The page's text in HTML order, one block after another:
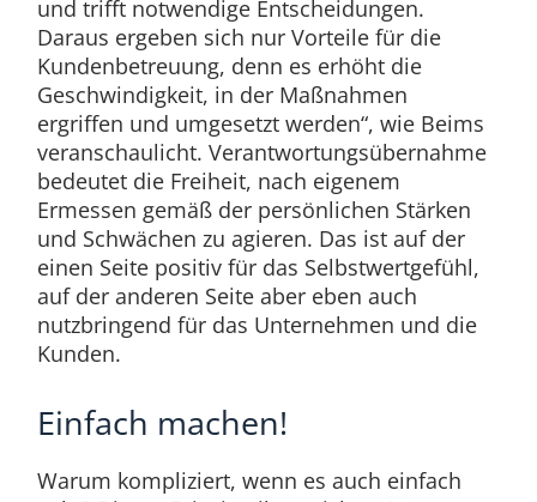
und trifft notwendige Entscheidungen.
Daraus ergeben sich nur Vorteile für die
Kundenbetreuung, denn es erhöht die
Geschwindigkeit, in der Maßnahmen
ergriffen und umgesetzt werden“, wie Beims
veranschaulicht. Verantwortungsübernahme
bedeutet die Freiheit, nach eigenem
Ermessen gemäß der persönlichen Stärken
und Schwächen zu agieren. Das ist auf der
einen Seite positiv für das Selbstwertgefühl,
auf der anderen Seite aber eben auch
nutzbringend für das Unternehmen und die
Kunden.
Einfach machen!
Warum kompliziert, wenn es auch einfach